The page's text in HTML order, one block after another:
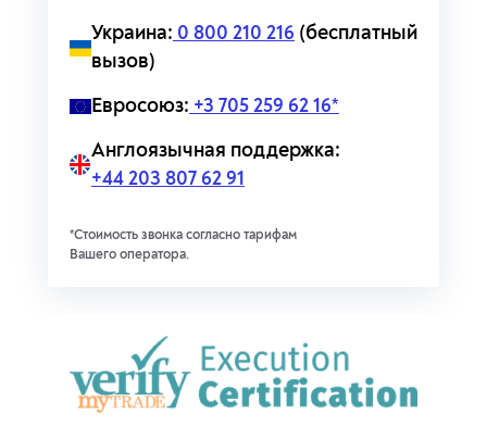
Украина: 0 800 210 216 (бесплатный
вызов)
Евросоюз: +3 705 259 62 16*
Англоязычная поддержка:
+44 203 807 62 91
*Стоимость звонка согласно тарифам
Вашего оператора.